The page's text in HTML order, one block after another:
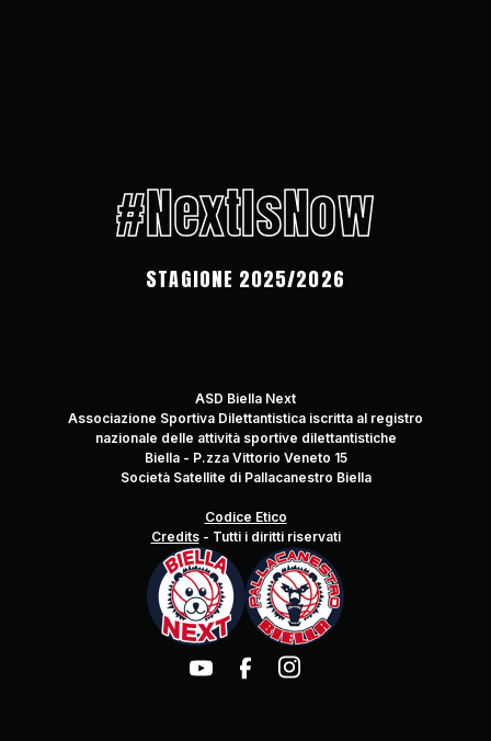
#NextIsNow
STAGIONE 2025/2026
ASD Biella Next
Associazione Sportiva Dilettantistica iscritta al registro
nazionale delle attività sportive dilettantistiche
Biella - P.zza Vittorio Veneto 15
Società Satellite di Pallacanestro Biella
Codice Etico
Credits- Tutti i diritti riservati